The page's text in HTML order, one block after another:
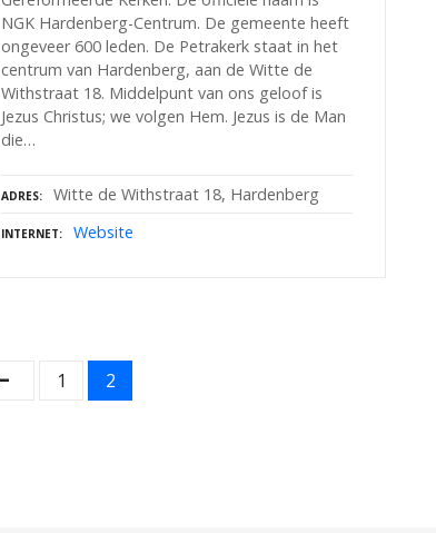
NGK Hardenberg-Centrum. De gemeente heeft
ongeveer 600 leden. De Petrakerk staat in het
centrum van Hardenberg, aan de Witte de
Withstraat 18. Middelpunt van ons geloof is
Jezus Christus; we volgen Hem. Jezus is de Man
die…
ADRES Witte de Withstraat 18, Hardenberg
INTERNET Website
1 2